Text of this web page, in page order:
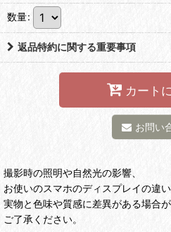
数量:
返品特約に関する重要事項
カート
お問い
撮影時の照明や自然光の影響、
お使いのスマホのディスプレイの違
実物と色味や質感に差異がある場合
ご了承ください。